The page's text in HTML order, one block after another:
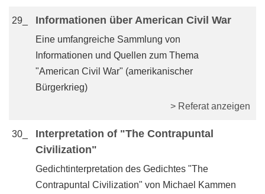
29_ Informationen über American Civil War
Eine umfangreiche Sammlung von
Informationen und Quellen zum Thema
"American Civil War" (amerikanischer
Bürgerkrieg)
> Referat anzeigen
30_
Interpretation of "The Contrapuntal
Civilization"
Gedichtinterpretation des Gedichtes "The
Contrapuntal Civilization" von Michael Kammen